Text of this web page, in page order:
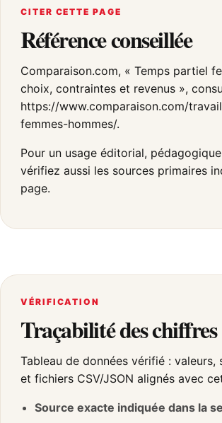
CITER CETTE PAGE
Référence conseillée
Comparaison.com, « Temps partiel
choix, contraintes et revenus »,
https://www.comparaison.com/
femmes-hommes/.
Pour un usage éditorial,
vérifiez aussi les sources primaires
page.
VÉRIFICATION
Traçabilité des chiffres
Tableau de données vérifié : valeurs,
et fichiers CSV/JSON alignés avec
Source exacte indiquée dans la